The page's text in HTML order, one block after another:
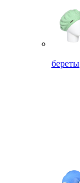
береты